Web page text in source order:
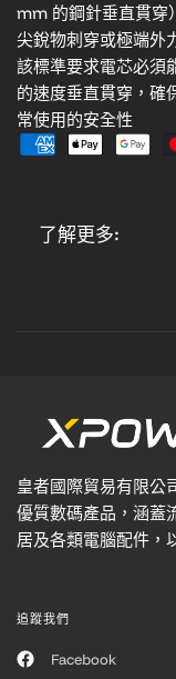
mm 的鋼針垂直貫穿
尖銳物刺穿或極端外
該標準要求電芯必須
的速度垂直貫穿，確
常使用的安全性
了解更多:
皇者國際貿易有限
優質數碼產品，涵蓋
居及各類電腦配件，
追蹤我們
Facebook